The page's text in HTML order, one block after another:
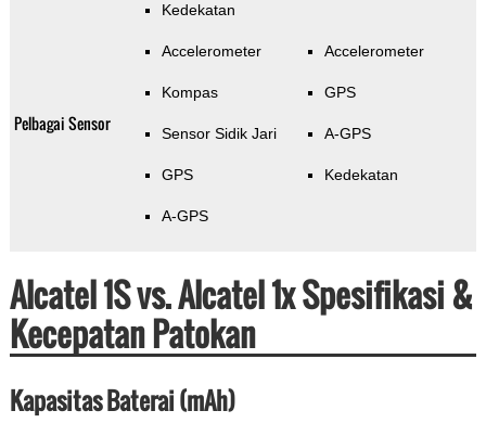
Pelbagai Sensor
Kedekatan
Accelerometer
Kompas
Sensor Sidik Jari
GPS
A-GPS
Accelerometer
GPS
A-GPS
Kedekatan
Alcatel 1S vs. Alcatel 1x Spesifikasi &
Kecepatan Patokan
Kapasitas Baterai (mAh)